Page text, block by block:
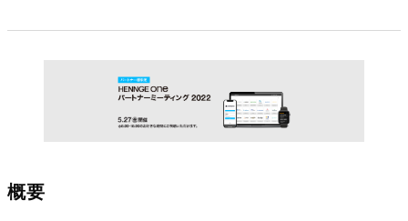
概要